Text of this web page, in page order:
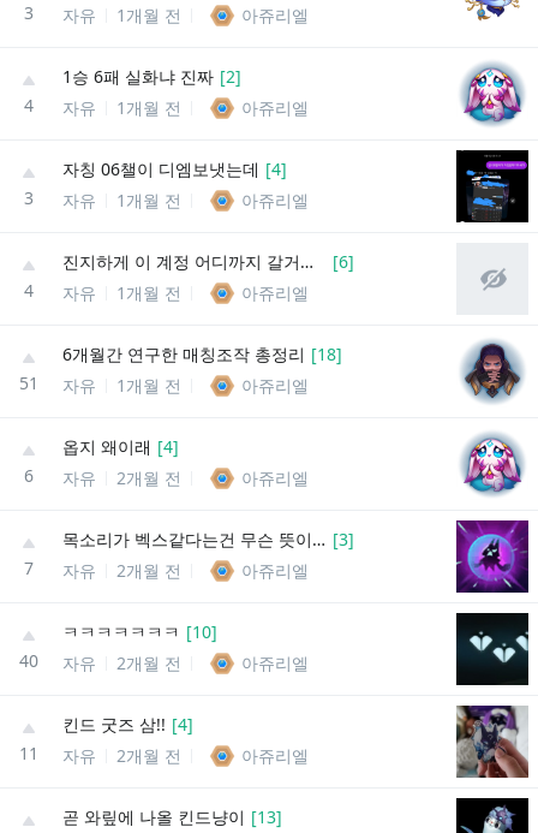
3
자유
1개월 전 아쥬리엘
4
1승 6패 실화냐 진짜 [2]
자유
1개월 전 아쥬리엘
3
자칭 06챌이 디엠보냇는데 [4]
자유
1개월 전 아쥬리엘
4
진지하게 이 계정 어디까지 갈거같아?? [6]
자유
1개월 전 아쥬리엘
51
6개월간 연구한 매칭조작 총정리 [18]
자유
1개월 전 아쥬리엘
6
옵지 왜이래 [4]
자유
2개월 전 아쥬리엘
7
목소리가 벡스같다는건 무슨 뜻이야 [3]
자유
2개월 전 아쥬리엘
40
ㅋㅋㅋㅋㅋㅋㅋ [10]
자유
2개월 전 아쥬리엘
11
킨드 굿즈 삼!! [4]
자유
2개월 전 아쥬리엘
곧 와맆에 나올 킨드냥이 [13]